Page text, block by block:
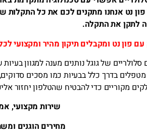
נט אנחנו מתקנים לכם את כל התקלות
לתקן את התקלה.
עם פון נט ומקבלים תיקון מהיר ומקצועי
בדרך כלל בבעיות כמו מסכים
מקוריים כדי להבטיח שהטלפון יחזור
שירות מקצועי,
מחירים הוגנים